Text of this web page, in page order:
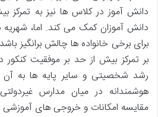
دانش آموز در کلاس ها نیز به تمرکز
دانش آموزان کمک می کند. اما، شهریه
برای برخی خانواده ها چالش برانگیز
بر تمرکز بیش از حد بر موفقیت کنکور
رشد شخصیتی و سایر پایه ها به آن
هوشمندانه در میان مدارس
مقایسه امکانات و خروجی های